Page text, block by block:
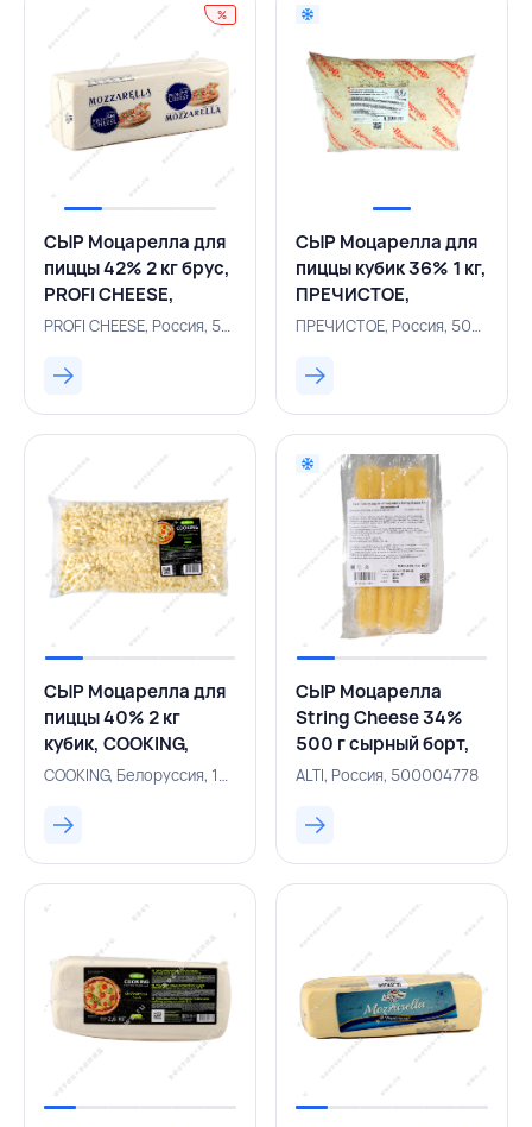
%
СЫР Моцарелла для
пиццы 42% 2 кг брус,
PROFI CHEESE,
РОССИЯ
PROFI CHEESE, Россия, 500002234
СЫР Моцарелла для
пиццы кубик 36% 1 кг,
ПРЕЧИСТОЕ,
РОССИЯ
ПРЕЧИСТОЕ, Россия, 500004539
СЫР Моцарелла для
пиццы 40% 2 кг
кубик, COOKING,
БЕЛАРУСЬ
COOKING, Белоруссия, 131000570
СЫР Моцарелла
String Cheese 34%
500 г сырный борт,
ALTI, РОССИЯ
ALTI, Россия, 500004778